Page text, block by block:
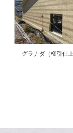
グラナダ（櫛引仕上